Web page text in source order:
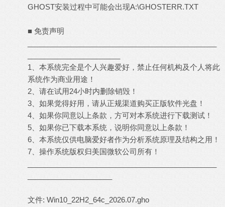
GHOST安装过程中可能会出现A:\GHOSTERR.TXT
■ 免责声明
1、本系统完全是个人兴趣爱好，禁止任何机构及个人将此
系统作为商业用途！
2、请在试用24小时内删除销毁！
3、如果觉得好用，请从正规渠道购买正版软件光盘！
4、如果你同意以上条款，方可对本系统进行下载测试！
5、如果你已下载本系统，说明你同意以上条款！
6、本系统仅供电脑爱好者作为分析系统原理及结构之用！
7、操作系统版权归美国微软公司所有！
文件: Win10_22H2_64c_2026.07.gho